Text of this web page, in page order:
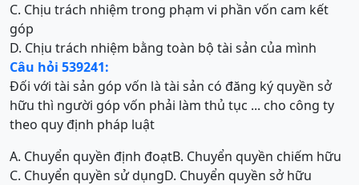
C. Chịu trách nhiệm trong phạm vi phần vốn cam kết
góp
D. Chịu trách nhiệm bằng toàn bộ tài sản của mình
Câu hỏi 539241:
Đối với tài sản góp vốn là tài sản có đăng ký quyền sở
hữu thì người góp vốn phải làm thủ tục ... cho công ty
theo quy định pháp luật
A. Chuyển quyền định đoạtB. Chuyển quyền chiếm hữu
C. Chuyển quyền sử dụngD. Chuyển quyền sở hữu